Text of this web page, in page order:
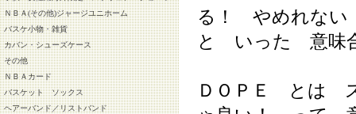
ＮＢＡ(その他)ジャージユニホーム
バスケ小物・雑貨
カバン・シューズケース
その他
ＮＢＡカード
バスケット ソックス
ヘアーバンド／リストバンド
る！ やめれない
と いった 意味
ＤＯＰＥ とは